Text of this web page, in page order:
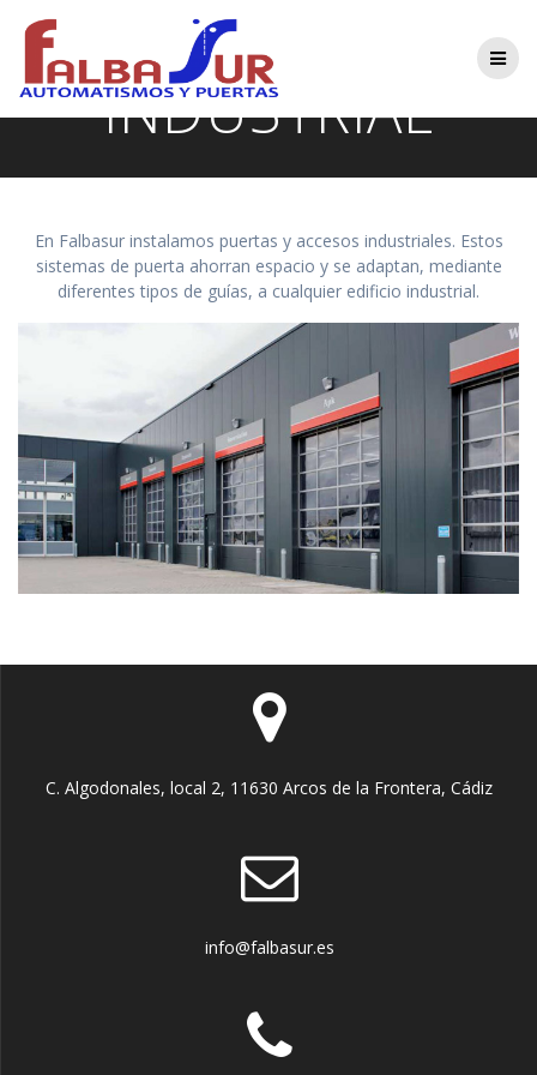
contenido
LÍNEA
INDUSTRIAL
En Falbasur instalamos puertas y accesos industriales. Estos
sistemas de puerta ahorran espacio y se adaptan, mediante
diferentes tipos de guías, a cualquier edificio industrial.​
C. Algodonales, local 2, 11630 Arcos de la Frontera, Cádiz
info@falbasur.es